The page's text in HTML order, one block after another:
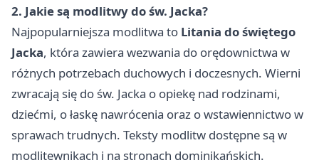
2. Jakie są modlitwy do św. Jacka?
Najpopularniejsza modlitwa to Litania do świętego
Jacka, która zawiera wezwania do orędownictwa w
różnych potrzebach duchowych i doczesnych. Wierni
zwracają się do św. Jacka o opiekę nad rodzinami,
dziećmi, o łaskę nawrócenia oraz o wstawiennictwo w
sprawach trudnych. Teksty modlitw dostępne są w
modlitewnikach i na stronach dominikańskich.